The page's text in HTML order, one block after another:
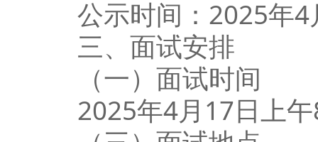
公示时间：2025年4
三、面试安排
（一）面试时间
2025年4月17日上午